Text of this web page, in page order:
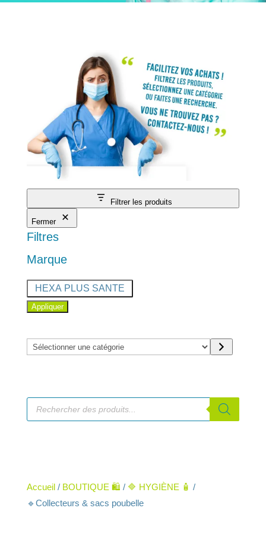
Filtrer les produits
Fermer
Filtres
Marque
Marque
HEXA PLUS SANTE
Appliquer
Sélectionner
Recherche
produits
Accueil/ BOUTIQUE 🛍️ / 🔷 HYGIÈNE 🧴 /
🔹Collecteurs & sacs poubelle